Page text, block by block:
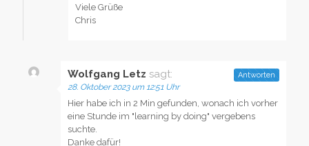
Viele Grüße
Chris
Wolfgang Letz sagt:
28. Oktober 2023 um 12:51 Uhr
Hier habe ich in 2 Min gefunden, wonach ich vorher
eine Stunde im "learning by doing" vergebens
suchte.
Danke dafür!
Antworten